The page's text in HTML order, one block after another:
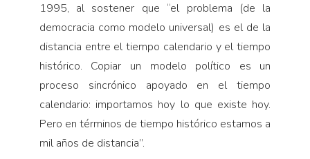
1995, al sostener que “el problema (de la
democracia como modelo universal) es el de la
distancia entre el tiempo calendario y el tiempo
histórico. Copiar un modelo político es un
proceso sincrónico apoyado en el tiempo
calendario: importamos hoy lo que existe hoy.
Pero en términos de tiempo histórico estamos a
mil años de distancia”.